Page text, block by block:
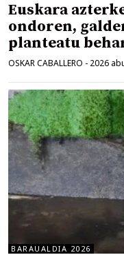
Euskara
ondoren,
planteatu
OSKAR CABALLERO - 2026
BARAUALDIA 2026